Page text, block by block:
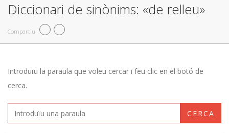
Diccionari de sinònims: «de relleu»
Compartiu
Introduïu la paraula que voleu cercar i feu clic en el botó de
cerca.
CERCA